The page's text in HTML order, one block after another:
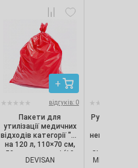
відгуків: 0
Пакети для
утилізації медичних
відходів категорії "B"
на 120 л, 110×70 см,
50 мкм, червоні (10
шт./уп.), Devisan
DEVISAN
Рукавички
непопудрені,
CLASSIC,
MERCATOR